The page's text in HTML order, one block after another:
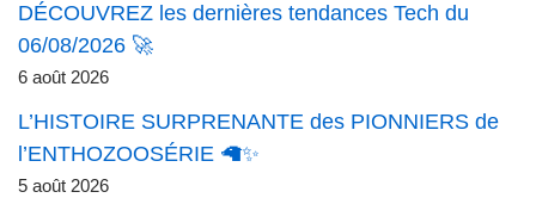
DÉCOUVREZ les dernières tendances Tech du
06/08/2026 🚀
6 août 2026
L’HISTOIRE SURPRENANTE des PIONNIERS de
l’ENTHOZOOSÉRIE 🦙✨
5 août 2026